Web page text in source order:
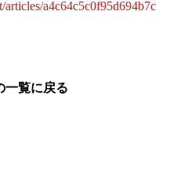
a4c64c5c0f95d694b7c
一覧に戻る